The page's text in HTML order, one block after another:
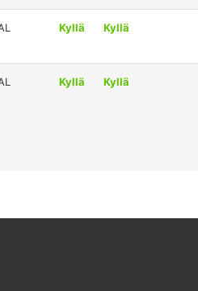
Kyllä Kyllä
Kyllä Kyllä